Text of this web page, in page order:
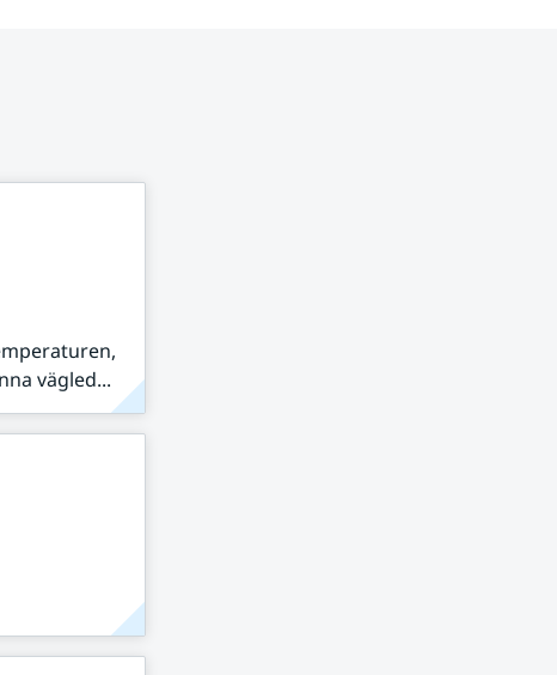
vägled...